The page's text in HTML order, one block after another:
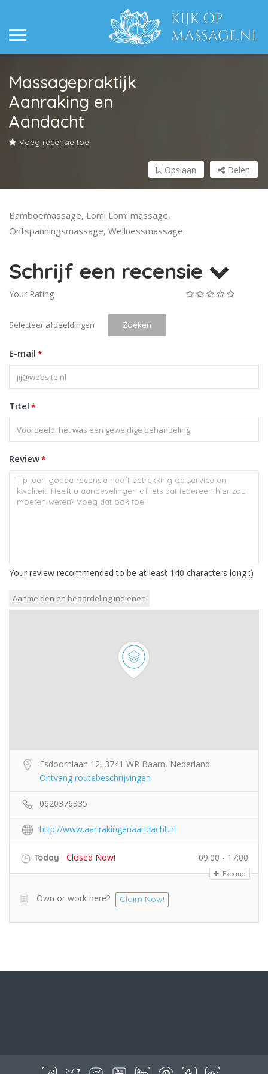
Massagepraktijk
Aanraking en
Aandacht
Voeg recensie toe
Delen
Opslaan
Bamboemassage, Lomi Lomi massage,
Ontspanningsmassage, Wellnessmassage
Schrijf een recensie
Your Rating
Selecteer afbeeldingen Zoeken
E-mail *
Titel *
Review*
Your review recommended to be at least 140 characters long :)
Esdoornlaan 12, 3741 WR Baarn, Nederland
Ontvang routebeschrijvingen
0620376335
http://www.aanrakingenaandacht.nl
Today Closed Now! 09:00 - 17:00
Expand
Own or work here? Claim Now!